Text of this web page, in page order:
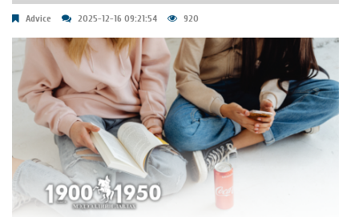
Advice 2025-12-16 09:21:54 920